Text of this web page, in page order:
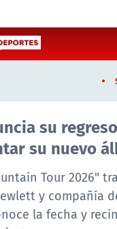
CHILE
su
su nuevo
Tour 2026"
y compañía
la fecha y